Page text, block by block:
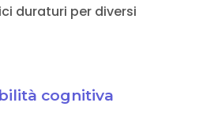
duraturi per diversi
cognitiva